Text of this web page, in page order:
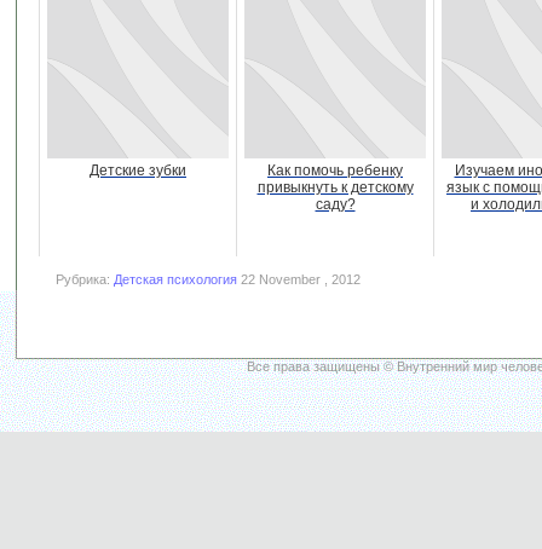
Детские зубки
Как помочь ребенку
привыкнуть к детскому
саду?
Изучаем
язык с
и
Рубрика: Детская психология 22 November , 2012
Все права защищены © Внутренний мир